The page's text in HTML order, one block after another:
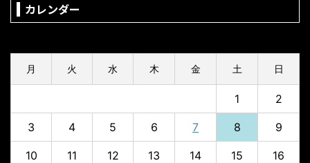
カレンダー
月 火 水 木 金 土 日
1 2
3 4 5 6 7 8 9
10 11 12 13 14 15 16